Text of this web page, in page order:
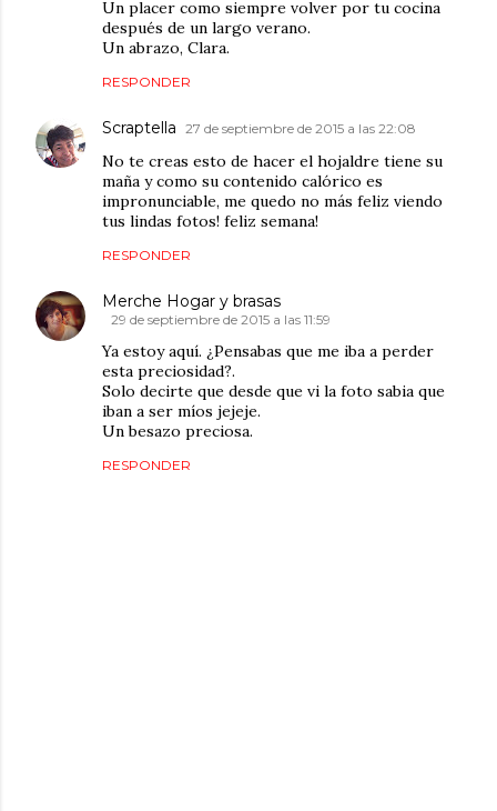
Un placer como siempre volver por tu cocina
después de un largo verano.
Un abrazo, Clara.
RESPONDER
Scraptella 27 de septiembre de 2015 a las 22:08
No te creas esto de hacer el hojaldre tiene su
maña y como su contenido calórico es
impronunciable, me quedo no más feliz viendo
tus lindas fotos! feliz semana!
RESPONDER
Merche Hogar y brasas
29 de septiembre de 2015 a las 11:59
Ya estoy aquí. ¿Pensabas que me iba a perder
esta preciosidad?.
Solo decirte que desde que vi la foto sabia que
iban a ser míos jejeje.
Un besazo preciosa.
RESPONDER